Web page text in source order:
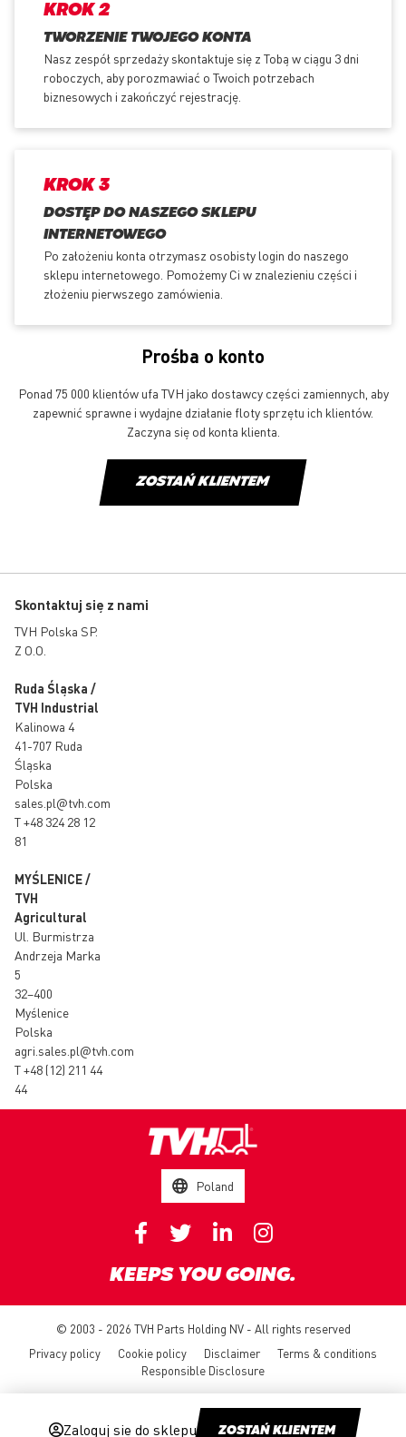
Zaloguj się do sklepu ZOSTAŃ KLIENTEM
KROK 2
TWORZENIE TWOJEGO KONTA
Nasz zespół sprzedaży skontaktuje się z Tobą w ciągu 3 dni
roboczych, aby porozmawiać o Twoich potrzebach
biznesowych i zakończyć rejestrację.
KROK 3
DOSTĘP DO NASZEGO SKLEPU
INTERNETOWEGO
Po założeniu konta otrzymasz osobisty login do naszego
sklepu internetowego. Pomożemy Ci w znalezieniu części i
złożeniu pierwszego zamówienia.
Prośba o konto
Ponad 75 000 klientów ufa TVH jako dostawcy części zamiennych, aby
zapewnić sprawne i wydajne działanie floty sprzętu ich klientów.
Zaczyna się od konta klienta.
ZOSTAŃ KLIENTEM
Skontaktuj się z nami
TVH Polska SP.
Z O.O.
Ruda Śląska /
TVH Industrial
Kalinowa 4
41-707 Ruda
Śląska
Polska
sales.pl@tvh.com
T+48 324 28 12
81
MYŚLENICE /
TVH
Agricultural
Ul. Burmistrza
Andrzeja Marka
5
32–400
Myślenice
Polska
agri.sales.pl@tvh.com
T+48 (12) 211 44
44
Poland
KEEPS YOU GOING.
© 2003 - 2026 TVH Parts Holding NV - All rights reserved
Privacy policy
Cookie policy Disclaimer
Terms & conditions
Responsible Disclosure